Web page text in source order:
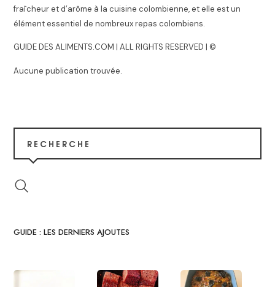
fraîcheur et d’arôme à la cuisine colombienne, et elle est un
élément essentiel de nombreux repas colombiens.
GUIDE DES ALIMENTS.COM | ALL RIGHTS RESERVED | ©
Aucune publication trouvée.
RECHERCHE
GUIDE : LES DERNIERS AJOUTES